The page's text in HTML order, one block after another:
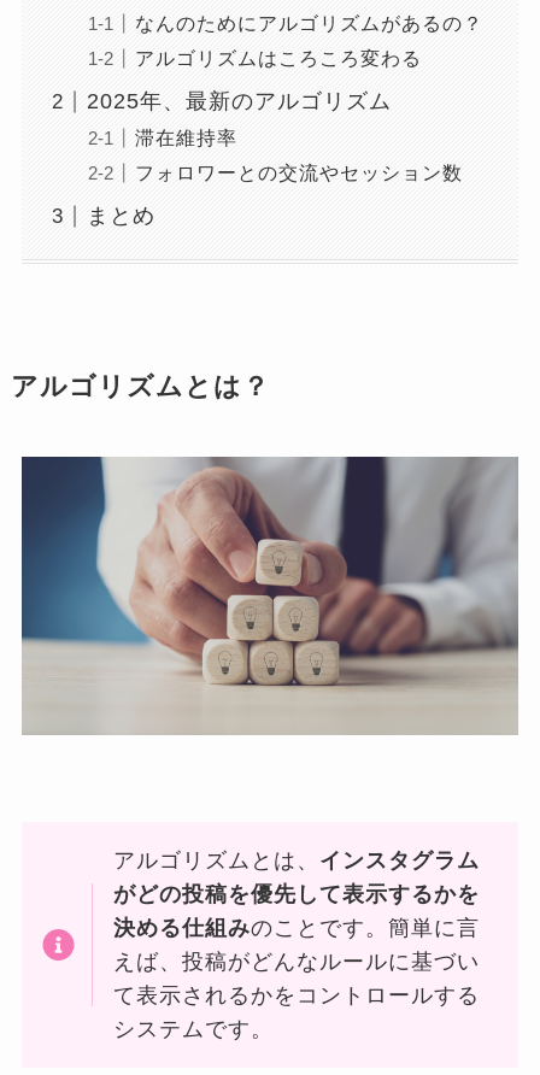
なんのためにアルゴリズムがあるの？
アルゴリズムはころころ変わる
2025年、最新のアルゴリズム
滞在維持率
フォロワーとの交流やセッション数
まとめ
アルゴリズムとは？
アルゴリズムとは、 インスタグラム
がどの投稿を優先して表示するかを
決める仕組みのことです。簡単に言
えば、投稿がどんなルールに基づい
て表示されるかをコントロールする
システムです。